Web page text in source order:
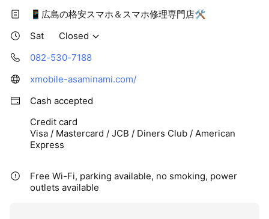
📱広島の格安スマホ＆スマホ修理専門店🛠
Sat
Closed
082-530-7188
xmobile-asaminami.com/
Cash accepted
Credit card
Visa / Mastercard / JCB / Diners Club / American
Express
Free Wi-Fi, parking available, no smoking, power
outlets available